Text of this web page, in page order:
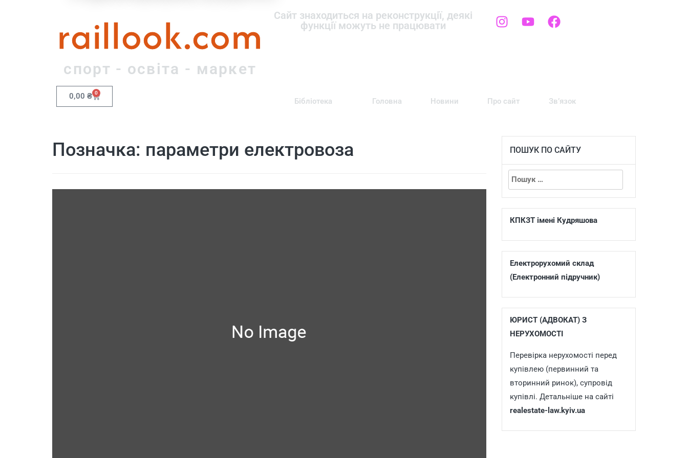
raillook.com
спорт - освіта - маркет
Сайт знаходиться на реконструкції, деякі
функції можуть не працювати
0,00 ₴ 0
Бібліотека Головна Новини Про сайт Зв’язок
Позначка: параметри електровоза ПОШУК ПО САЙТУ
КПКЗТ імені Кудряшова
Електрорухомий склад
(Електронний підручник)
ЮРИСТ (АДВОКАТ) З
НЕРУХОМОСТІ
Перевірка нерухомості перед
купівлею (первинний та
вторинний ринок), супровід
купівлі. Детальніше на сайті
realestate-law.kyiv.ua